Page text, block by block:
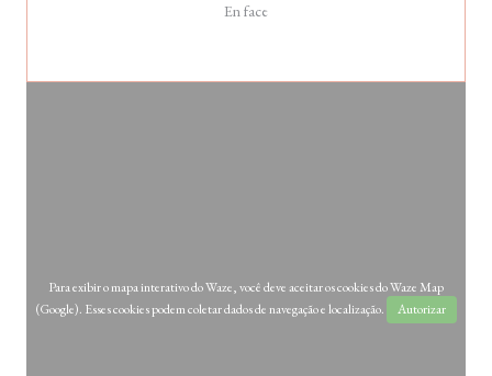
En face
Para exibir o mapa interativo do Waze, você deve aceitar os cookies do Waze Map
(Google). Esses cookies podem coletar dados de navegação e localização.
Autorizar